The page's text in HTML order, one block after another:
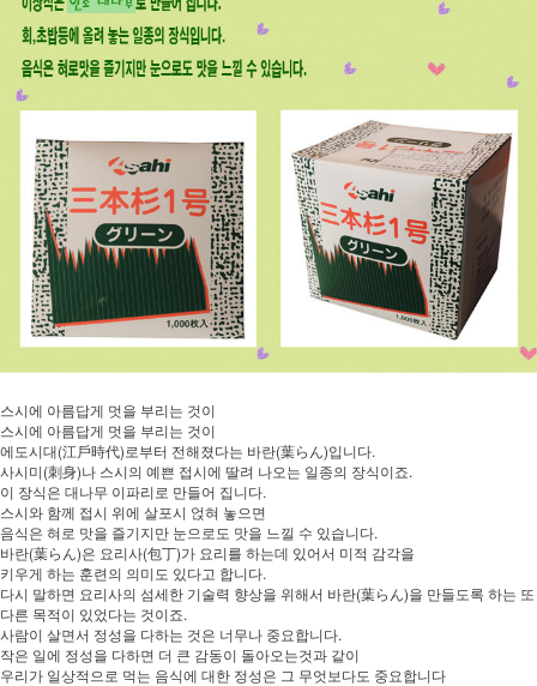
스시에 아름답게 멋을 부리는 것이
스시에 아름답게 멋을 부리는 것이
에도시대(江戶時代)로부터 전해졌다는 바란(葉らん)입니다.
사시미(刺身)나 스시의 예쁜 접시에 딸려 나오는 일종의 장식이죠.
이 장식은 대나무 이파리로 만들어 집니다.
스시와 함께 접시 위에 살포시 얹혀 놓으면
음식은 혀로 맛을 즐기지만 눈으로도 맛을 느낄 수 있습니다.
바란(葉らん)은 요리사(包丁)가 요리를 하는데 있어서 미적 감각을
키우게 하는 훈련의 의미도 있다고 합니다.
다시 말하면 요리사의 섬세한 기술력 향상을 위해서 바란(葉らん)을 만들도록 하는 또
다른 목적이 있었다는 것이죠.
사람이 살면서 정성을 다하는 것은 너무나 중요합니다.
작은 일에 정성을 다하면 더 큰 감동이 돌아오는것과 같이
우리가 일상적으로 먹는 음식에 대한 정성은 그 무엇보다도 중요합니다